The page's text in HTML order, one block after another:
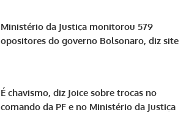
Ministério da Justiça monitorou 579
opositores do governo Bolsonaro, diz site
É chavismo, diz Joice sobre trocas no
comando da PF e no Ministério da Justiça